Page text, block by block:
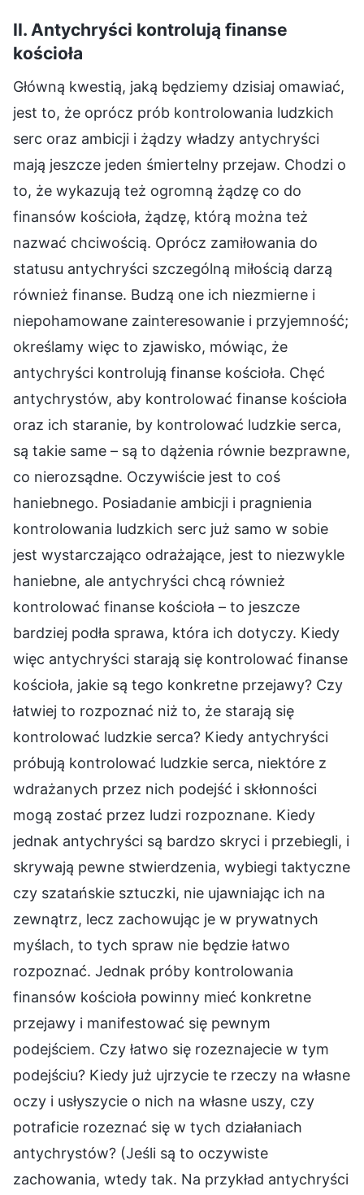
II. Antychryści kontrolują finanse
kościoła
Główną kwestią, jaką będziemy dzisiaj omawiać,
jest to, że oprócz prób kontrolowania ludzkich
serc oraz ambicji i żądzy władzy antychryści
mają jeszcze jeden śmiertelny przejaw. Chodzi o
to, że wykazują też ogromną żądzę co do
finansów kościoła, żądzę, którą można też
nazwać chciwością. Oprócz zamiłowania do
statusu antychryści szczególną miłością darzą
również finanse. Budzą one ich niezmierne i
niepohamowane zainteresowanie i przyjemność;
określamy więc to zjawisko, mówiąc, że
antychryści kontrolują finanse kościoła. Chęć
antychrystów, aby kontrolować finanse kościoła
oraz ich staranie, by kontrolować ludzkie serca,
są takie same – są to dążenia równie bezprawne,
co nierozsądne. Oczywiście jest to coś
haniebnego. Posiadanie ambicji i pragnienia
kontrolowania ludzkich serc już samo w sobie
jest wystarczająco odrażające, jest to niezwykle
haniebne, ale antychryści chcą również
kontrolować finanse kościoła – to jeszcze
bardziej podła sprawa, która ich dotyczy. Kiedy
więc antychryści starają się kontrolować finanse
kościoła, jakie są tego konkretne przejawy? Czy
łatwiej to rozpoznać niż to, że starają się
kontrolować ludzkie serca? Kiedy antychryści
próbują kontrolować ludzkie serca, niektóre z
wdrażanych przez nich podejść i skłonności
mogą zostać przez ludzi rozpoznane. Kiedy
jednak antychryści są bardzo skryci i przebiegli, i
skrywają pewne stwierdzenia, wybiegi taktyczne
czy szatańskie sztuczki, nie ujawniając ich na
zewnątrz, lecz zachowując je w prywatnych
myślach, to tych spraw nie będzie łatwo
rozpoznać. Jednak próby kontrolowania
finansów kościoła powinny mieć konkretne
przejawy i manifestować się pewnym
podejściem. Czy łatwo się rozeznajecie w tym
podejściu? Kiedy już ujrzycie te rzeczy na własne
oczy i usłyszycie o nich na własne uszy, czy
potraficie rozeznać się w tych działaniach
antychrystów? (Jeśli są to oczywiste
zachowania, wtedy tak. Na przykład antychryści